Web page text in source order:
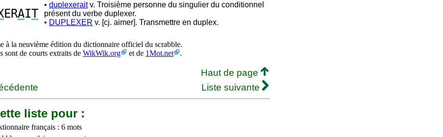
ERAIT
• duplexeraitv. Troisième personne du singulier du conditionnel
présent du verbe duplexer.
• DUPLEXER v. [cj. aimer]. Transmettre en duplex.
à la neuvième édition du dictionnaire officiel du scrabble.
sont de courts extraits de WikWik.org et de 1Mot.net .
Haut de page
Liste suivante
liste pour :
français : 6 mots